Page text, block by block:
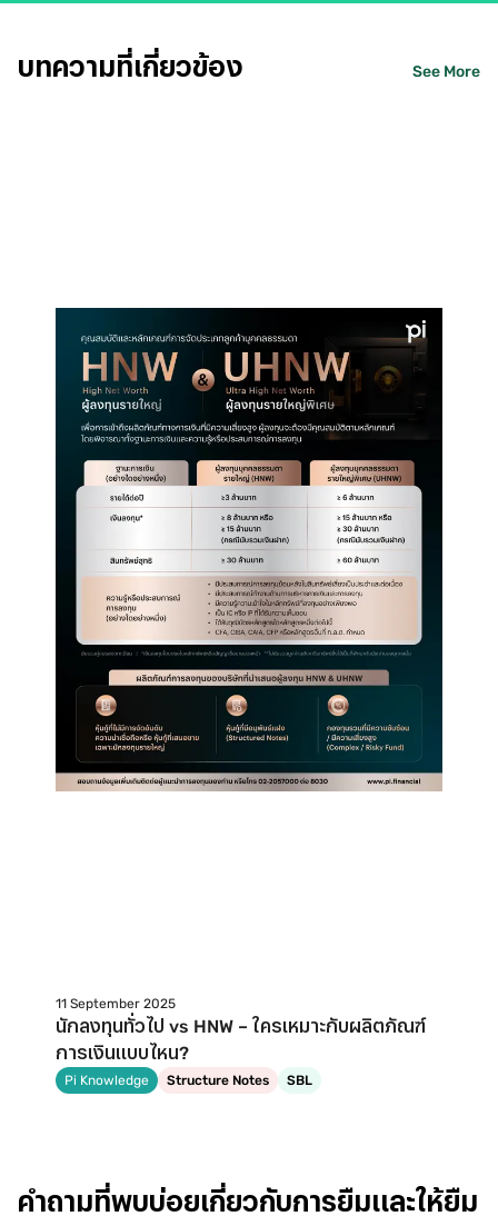
บทความที่เกี่ยวข้อง See More
11 September 2025
นักลงทุนทั่วไป vs HNW – ใครเหมาะกับผลิตภัณฑ์
การเงินแบบไหน?
Pi Knowledge Structure Notes SBL
คำถามที่พบบ่อยเกี่ยวกับการยืมและให้ยืม